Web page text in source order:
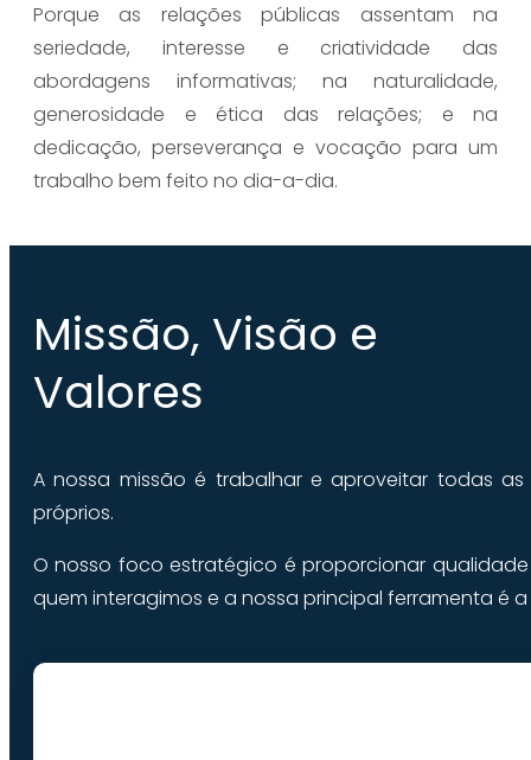
Porque as relações públicas assentam na
seriedade, interesse e criatividade das
abordagens informativas; na naturalidade,
generosidade e ética das relações; e na
dedicação, perseverança e vocação para um
trabalho bem feito no dia-a-dia.
Missão, Visão e
Valores
A nossa missão é trabalhar e aproveitar todas
próprios.
O nosso foco estratégico é proporcionar
quem interagimos e a nossa principal ferramenta é